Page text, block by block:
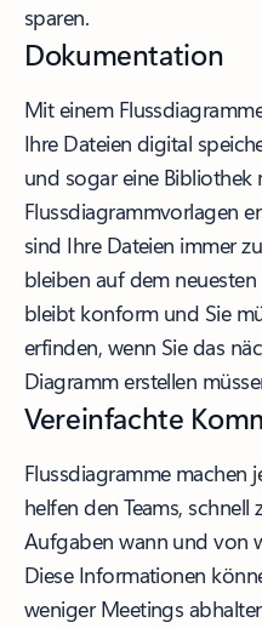
sparen.
Dokumentation
Mit einem
Ihre Dateien digital
und sogar eine Bibliothek
Flussdiagrammvorlagen
sind Ihre Dateien immer
bleiben auf dem
bleibt konform und Sie
erfinden, wenn Sie das
Diagramm erstellen
Vereinfachte
Flussdiagramme machen
helfen den Teams, schnell
Aufgaben wann und von
Diese Informationen
weniger Meetings